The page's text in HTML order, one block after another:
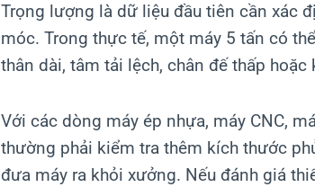
Trọng lượng là dữ liệu đầu tiên cần xác
móc. Trong thực tế, một máy 5 tấn có
thân dài, tâm tải lệch, chân đế thấp
Với các dòng máy ép nhựa, máy CNC,
thường phải kiểm tra thêm kích thước
đưa máy ra khỏi xưởng. Nếu đánh giá